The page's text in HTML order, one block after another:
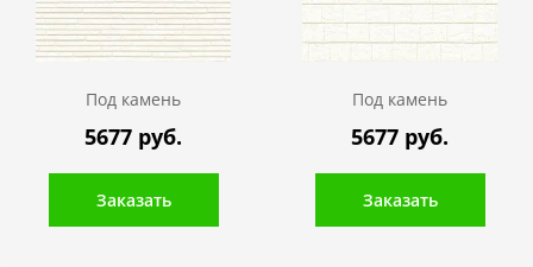
Под камень
5677 руб.
Заказать
Под камень
5677 руб.
Заказать